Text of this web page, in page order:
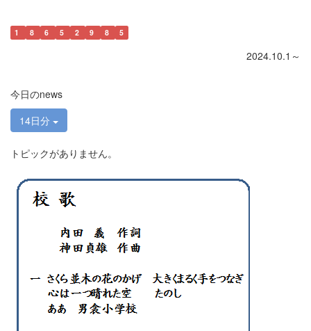
1 8 6 5 2 9 8 5
2024.10.1～
今日のnews
14日分
トピックがありません。